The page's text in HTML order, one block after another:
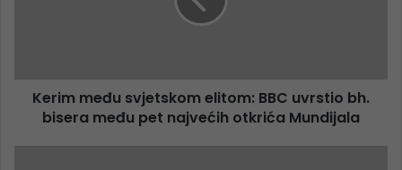
Kerim među svjetskom elitom: BBC uvrstio bh.
bisera među pet najvećih otkrića Mundijala